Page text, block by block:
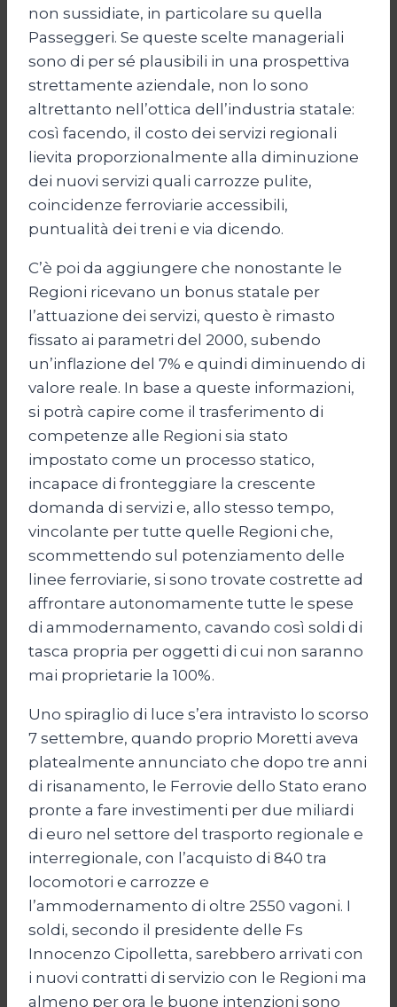
non sussidiate, in particolare su quella
Passeggeri. Se queste scelte manageriali
sono di per sé plausibili in una prospettiva
strettamente aziendale, non lo sono
altrettanto nell’ottica dell’industria statale:
così facendo, il costo dei servizi regionali
lievita proporzionalmente alla diminuzione
dei nuovi servizi quali carrozze pulite,
coincidenze ferroviarie accessibili,
puntualità dei treni e via dicendo.
C’è poi da aggiungere che nonostante le
Regioni ricevano un bonus statale per
l’attuazione dei servizi, questo è rimasto
fissato ai parametri del 2000, subendo
un’inflazione del 7% e quindi diminuendo di
valore reale. In base a queste informazioni,
si potrà capire come il trasferimento di
competenze alle Regioni sia stato
impostato come un processo statico,
incapace di fronteggiare la crescente
domanda di servizi e, allo stesso tempo,
vincolante per tutte quelle Regioni che,
scommettendo sul potenziamento delle
linee ferroviarie, si sono trovate costrette ad
affrontare autonomamente tutte le spese
di ammodernamento, cavando così soldi di
tasca propria per oggetti di cui non saranno
mai proprietarie la 100%.
Uno spiraglio di luce s’era intravisto lo scorso
7 settembre, quando proprio Moretti aveva
platealmente annunciato che dopo tre anni
di risanamento, le Ferrovie dello Stato erano
pronte a fare investimenti per due miliardi
di euro nel settore del trasporto regionale e
interregionale, con l’acquisto di 840 tra
locomotori e carrozze e
l’ammodernamento di oltre 2550 vagoni. I
soldi, secondo il presidente delle Fs
Innocenzo Cipolletta, sarebbero arrivati con
i nuovi contratti di servizio con le Regioni ma
almeno per ora le buone intenzioni sono